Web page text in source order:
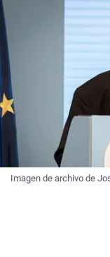
Imagen de archivo de